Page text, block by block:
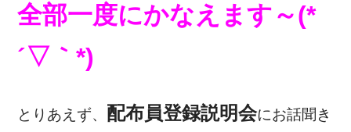
全部一度にかなえます～(*
´▽｀*)
とりあえず、 配布員登録説明会にお話聞き